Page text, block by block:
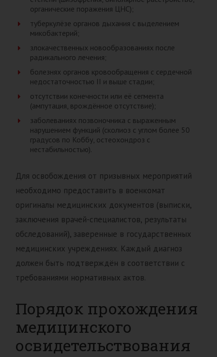
органические поражения ЦНС);
туберкулёзе органов дыхания с выделением
микобактерий;
злокачественных новообразованиях после
радикального лечения;
болезнях органов кровообращения с сердечной
недостаточностью II и выше стадии;
отсутствии конечности или её сегмента
(ампутация, врождённое отсутствие);
заболеваниях позвоночника с выраженным
нарушением функций (сколиоз с углом более 50
градусов по Коббу, остеохондроз с
нестабильностью).
Для освобождения от призывных мероприятий
необходимо предоставить в военкомат
оригиналы медицинских документов (выписки,
заключения врачей-специалистов, результаты
обследований), заверенные в государственных
медицинских учреждениях. Каждый диагноз
должен быть подтверждён в соответствии с
требованиями нормативных актов.
Порядок прохождения
медицинского
освидетельствования